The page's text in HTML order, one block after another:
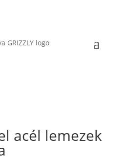
acél lemezek